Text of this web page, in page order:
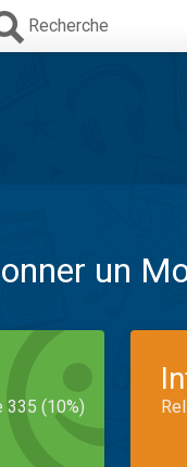
Recherche
un
335 (10%)